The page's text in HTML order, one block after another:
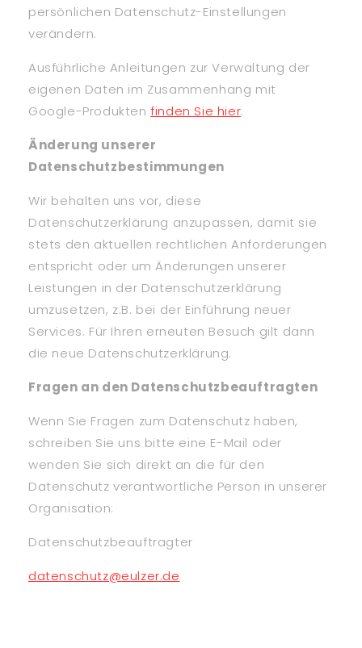
persönlichen Datenschutz-Einstellungen
verändern.
Ausführliche Anleitungen zur Verwaltung der
eigenen Daten im Zusammenhang mit
Google-Produktenfinden Sie hier.
Änderung unserer
Datenschutzbestimmungen
Wir behalten uns vor, diese
Datenschutzerklärung anzupassen, damit sie
stets den aktuellen rechtlichen Anforderungen
entspricht oder um Änderungen unserer
Leistungen in der Datenschutzerklärung
umzusetzen, z.B. bei der Einführung neuer
Services. Für Ihren erneuten Besuch gilt dann
die neue Datenschutzerklärung.
Fragen an den Datenschutzbeauftragten
Wenn Sie Fragen zum Datenschutz haben,
schreiben Sie uns bitte eine E-Mail oder
wenden Sie sich direkt an die für den
Datenschutz verantwortliche Person in unserer
Organisation:
Datenschutzbeauftragter
datenschutz@eulzer.de